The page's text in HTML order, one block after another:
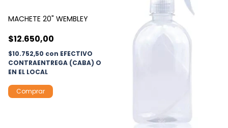
MACHETE 20" WEMBLEY
$12.650,00
$10.752,50 con EFECTIVO
CONTRAENTREGA (CABA) O
EN EL LOCAL